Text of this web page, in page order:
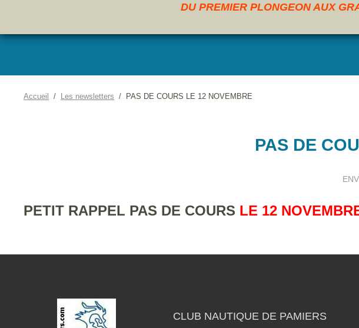
DU PREMIER PLONGEON AUX
Accueil Les newsletters PAS DE COURS LE 12 NOVEMBRE
PAS DE
PETIT RAPPEL PAS DE COURS LE 12
CLUB NAUTIQUE DE PAMIERS